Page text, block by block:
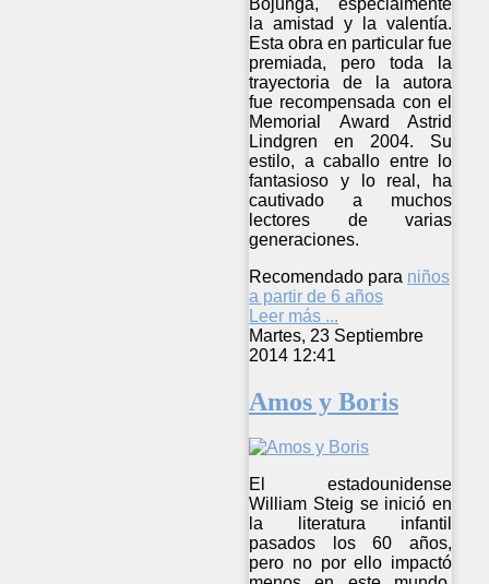
la amistad y la valentía.
Esta obra en particular fue
premiada, pero toda la
trayectoria de la autora
fue recompensada con el
Memorial Award Astrid
Lindgren en 2004. Su
estilo, a caballo entre lo
fantasioso y lo real, ha
cautivado a muchos
lectores de varias
generaciones.
Recomendado para niños
a partir de 6 años
Leer más ...
Martes, 23 Septiembre
2014 12:41
Amos y Boris
El estadounidense
William Steig se inició en
la literatura infantil
pasados los 60 años,
pero no por ello impactó